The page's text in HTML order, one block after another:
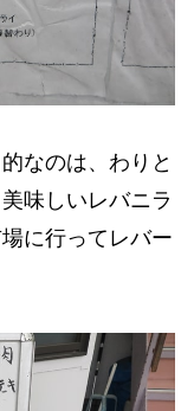
なのは、わりと
味しいレバニラ
に行ってレバー